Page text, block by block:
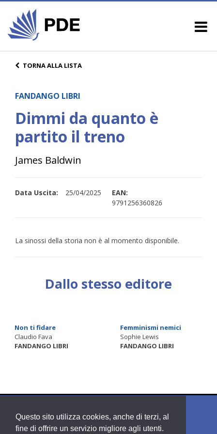
Questo sito utilizza cookies, anche di terzi, al
fine di offrire un servizio migliore agli utenti.
TORNA ALLA LISTA
FANDANGO LIBRI
Dimmi da quanto è
partito il treno
James Baldwin
Data Uscita: 25/04/2025
EAN:
9791256360826
La sinossi della storia non è al momento disponibile.
Dallo stesso editore
Non ti fidare
Claudio Fava
FANDANGO LIBRI
Femminismi nemici
Sophie Lewis
FANDANGO LIBRI